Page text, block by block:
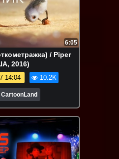
6:05
/ Piper
2016)
14:04 10.2K
CartoonLand